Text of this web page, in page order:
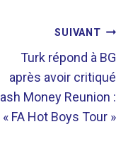
SUIVANT
Turk répond à BG
après avoir critiqué
Money Reunion :
« FA Hot Boys Tour »